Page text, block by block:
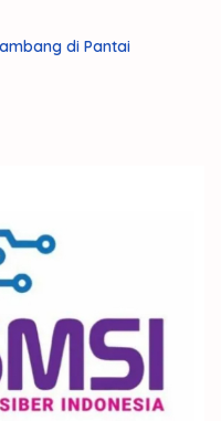
di Pantai